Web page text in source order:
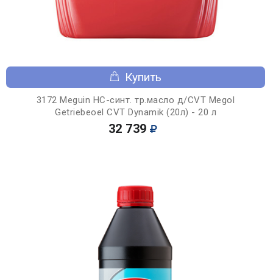
Купить
3172 Meguin НС-синт. тр.масло д/CVT Megol
Getriebeoel CVT Dynamik (20л) - 20 л
32 739